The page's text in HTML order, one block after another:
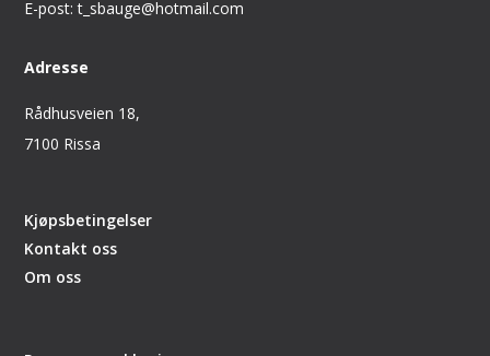
E-post: t_sbauge@hotmail.com
Adresse
Rådhusveien 18,
7100 Rissa
Kjøpsbetingelser
Kontakt oss
Om oss